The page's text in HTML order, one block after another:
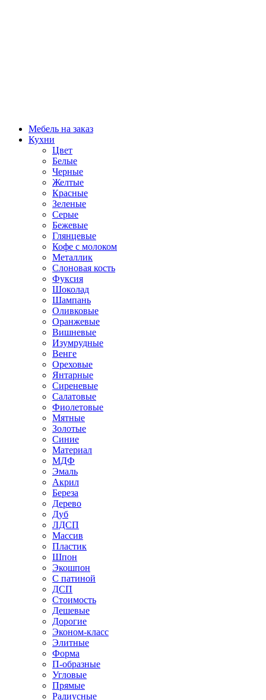
Мебель на заказ
Кухни
Цвет
Белые
Черные
Желтые
Красные
Зеленые
Серые
Бежевые
Глянцевые
Кофе с молоком
Металлик
Слоновая кость
Фуксия
Шоколад
Шампань
Оливковые
Оранжевые
Вишневые
Изумрудные
Венге
Ореховые
Янтарные
Сиреневые
Салатовые
Фиолетовые
Мятные
Золотые
Синие
Материал
МДФ
Эмаль
Акрил
Береза
Дерево
Дуб
ЛДСП
Массив
Пластик
Шпон
Экошпон
С патиной
ДСП
Стоимость
Дешевые
Дорогие
Эконом-класс
Элитные
Форма
П-образные
Угловые
Прямые
Радиусные